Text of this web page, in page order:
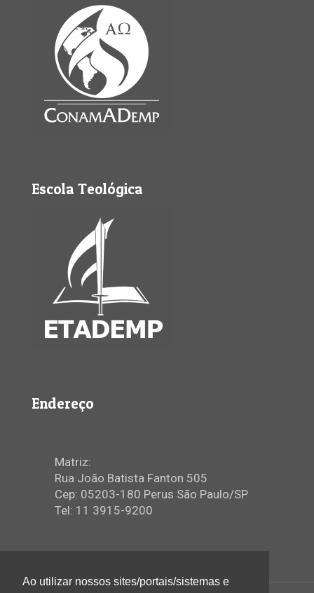
Escola Teológica
Endereço
Matriz:
Rua João Batista Fanton 505
Cep: 05203-180 Perus São Paulo/SP
Tel: 11 3915-9200
Ao utilizar nossos sites/portais/sistemas e